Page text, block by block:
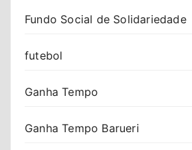
Fundo Social de Solidariedade
futebol
Ganha Tempo
Ganha Tempo Barueri